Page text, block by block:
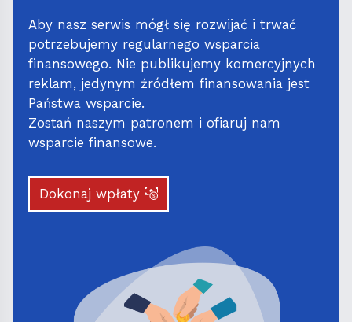
Aby nasz serwis mógł się rozwijać i trwać
potrzebujemy regularnego wsparcia
finansowego. Nie publikujemy komercyjnych
reklam, jedynym źródłem finansowania jest
Państwa wsparcie.
Zostań naszym patronem i ofiaruj nam
wsparcie finansowe.
Dokonaj wpłaty